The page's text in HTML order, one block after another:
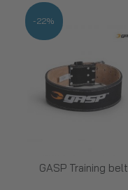
GASP Training belt
-22%